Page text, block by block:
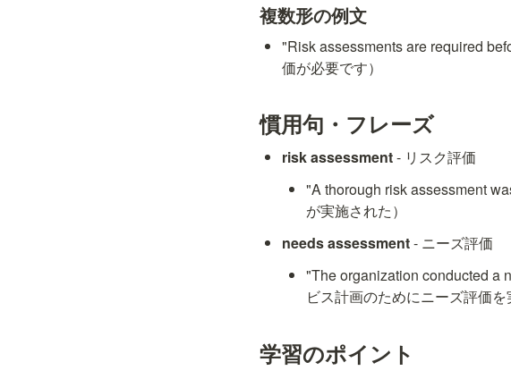
複数形の例文
"Risk assessments are required
価が必要です）
慣用句・フレーズ
risk assessment - リスク評価
"A thorough risk assessment
が実施された）
needs assessment - ニーズ評価
"The organization conducted a
ビス計画のためにニーズ評価を
学習のポイント